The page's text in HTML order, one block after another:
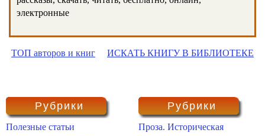
электронные
ТОП авторов и книг ИСКАТЬ КНИГУ В БИБЛИОТЕКЕ
Рубрики
Полезные статьи
Рубрики
Проза. Историческая